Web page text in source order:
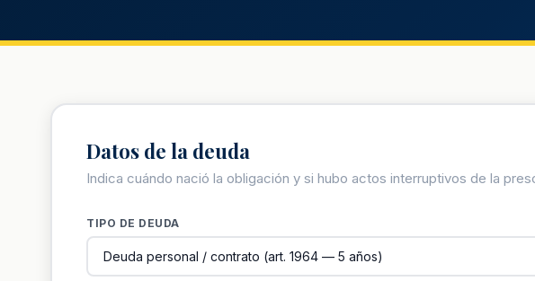
Datos de la deuda
Indica cuándo nació la obligación y si hubo actos interruptivos de la
TIPO DE DEUDA